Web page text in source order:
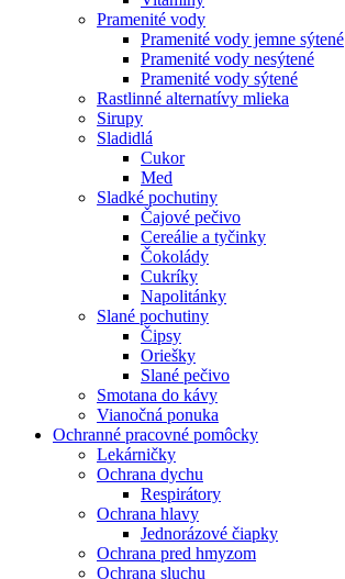
Pramenité vody
Pramenité vody jemne sýtené
Pramenité vody nesýtené
Pramenité vody sýtené
Rastlinné alternatívy mlieka
Sirupy
Sladidlá
Cukor
Med
Sladké pochutiny
Čajové pečivo
Cereálie a tyčinky
Čokolády
Cukríky
Napolitánky
Slané pochutiny
Čipsy
Oriešky
Slané pečivo
Smotana do kávy
Vianočná ponuka
Ochranné pracovné pomôcky
Lekárničky
Ochrana dychu
Respirátory
Ochrana hlavy
Jednorázové čiapky
Ochrana pred hmyzom
Ochrana sluchu